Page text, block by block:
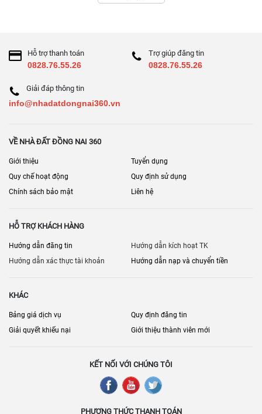
Hỗ trợ thanh toán
0828.76.55.26
Trợ giúp đăng tin
0828.76.55.26
Giải đáp thông tin
info@nhadatdongnai360.vn
VỀ NHÀ ĐẤT ĐỒNG NAI 360
Giới thiệu
Tuyển dụng
Quy chế hoạt động
Quy định sử dụng
Chính sách bảo mật
Liên hệ
HỖ TRỢ KHÁCH HÀNG
Hướng dẫn đăng tin
Hướng dẫn kích hoạt TK
Hướng dẫn xác thực tài khoản
Hướng dẫn nạp và chuyển tiền
KHÁC
Bảng giá dịch vụ
Quy định đăng tin
Giải quyết khiếu nại
Giới thiệu thành viên mới
KẾT NỐI VỚI CHÚNG TÔI
PHƯƠNG THỨC THANH TOÁN